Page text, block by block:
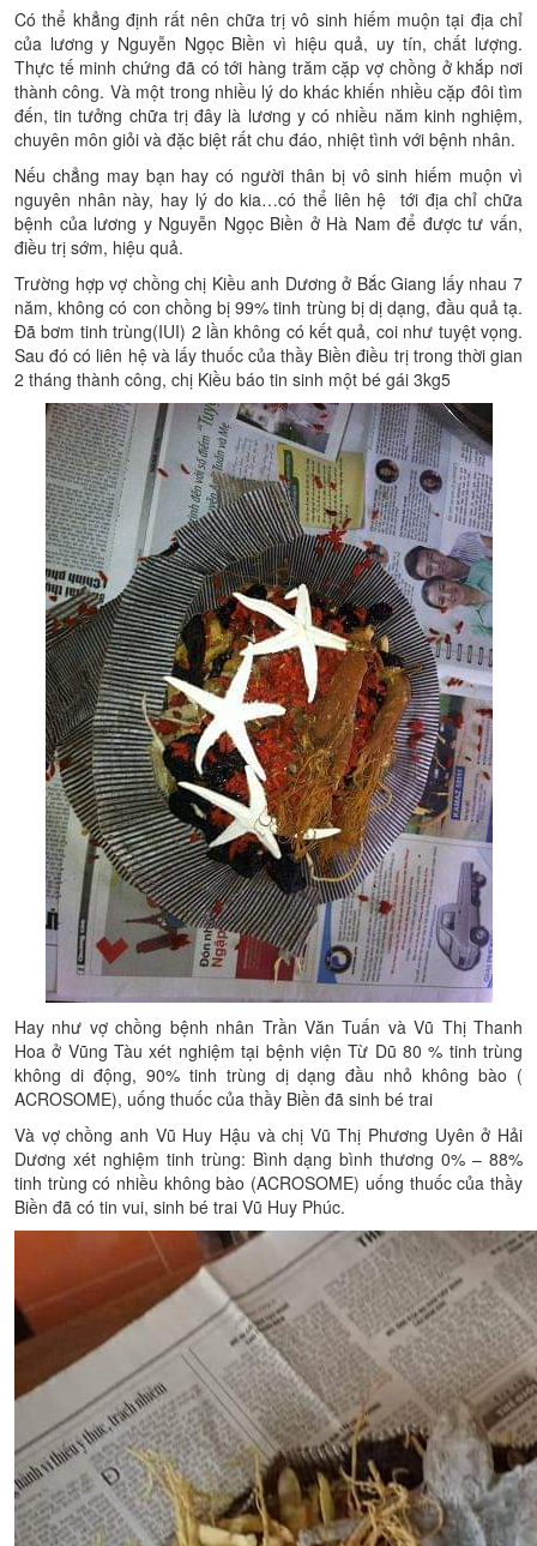
Có thể khẳng định rất nên chữa trị vô sinh hiếm muộn tại địa chỉ
của lương y Nguyễn Ngọc Biền vì hiệu quả, uy tín, chất lượng.
Thực tế minh chứng đã có tới hàng trăm cặp vợ chồng ở khắp nơi
thành công. Và một trong nhiều lý do khác khiến nhiều cặp đôi tìm
đến, tin tưởng chữa trị đây là lương y có nhiều năm kinh nghiệm,
chuyên môn giỏi và đặc biệt rất chu đáo, nhiệt tình với bệnh nhân.
Nếu chẳng may bạn hay có người thân bị vô sinh hiếm muộn vì
nguyên nhân này, hay lý do kia…có thể liên hệ tới địa chỉ chữa
bệnh của lương y Nguyễn Ngọc Biền ở Hà Nam để được tư vấn,
điều trị sớm, hiệu quả.
Trường hợp vợ chồng chị Kiều anh Dương ở Bắc Giang lấy nhau 7
năm, không có con chồng bị 99% tinh trùng bị dị dạng, đầu quả tạ.
Đã bơm tinh trùng(IUI) 2 lần không có kết quả, coi như tuyệt vọng.
Sau đó có liên hệ và lấy thuốc của thầy Biền điều trị trong thời gian
2 tháng thành công, chị Kiều báo tin sinh một bé gái 3kg5
Hay như vợ chồng bệnh nhân Trần Văn Tuấn và Vũ Thị Thanh
Hoa ở Vũng Tàu xét nghiệm tại bệnh viện Từ Dũ 80 % tinh trùng
không di động, 90% tinh trùng dị dạng đầu nhỏ không bào (
ACROSOME), uống thuốc của thầy Biền đã sinh bé trai
Và vợ chồng anh Vũ Huy Hậu và chị Vũ Thị Phương Uyên ở Hải
Dương xét nghiệm tinh trùng: Bình dạng bình thương 0% – 88%
tinh trùng có nhiều không bào (ACROSOME) uống thuốc của thầy
Biền đã có tin vui, sinh bé trai Vũ Huy Phúc.